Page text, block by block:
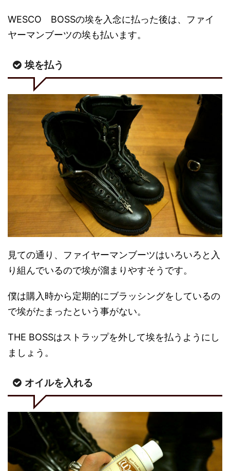
WESCO BOSSの埃を入念に払った後は、ファイ
ヤーマンブーツの埃も払います。
埃を払う
見ての通り、ファイヤーマンブーツはいろいろと入
り組んでいるので埃が溜まりやすそうです。
僕は購入時から定期的にブラッシングをしているの
で埃がたまったという事がない。
THE BOSSはストラップを外して埃を払うようにし
ましょう。
オイルを入れる